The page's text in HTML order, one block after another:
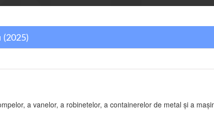
(2025)
a vanelor, a robinetelor, a containerelor de metal şi a